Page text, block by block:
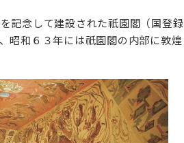
記念して建設された祇園閣（国登録
昭和６３年には祇園閣の内部に敦煌